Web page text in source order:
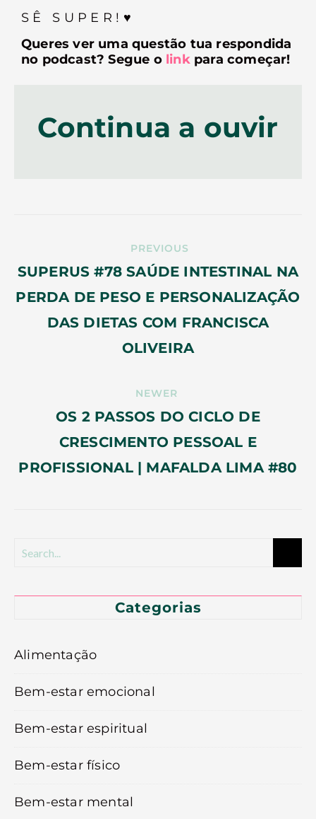
S Ê S U P E R ! ♥︎
Queres ver uma questão tua respondida
no podcast? Segue olinkpara começar!
Continua a ouvir
PREVIOUS
SUPERUS #78 SAÚDE INTESTINAL NA
PERDA DE PESO E PERSONALIZAÇÃO
DAS DIETAS COM FRANCISCA
OLIVEIRA
NEWER
OS 2 PASSOS DO CICLO DE
CRESCIMENTO PESSOAL E
PROFISSIONAL | MAFALDA LIMA #80
Categorias
Alimentação
Bem-estar emocional
Bem-estar espiritual
Bem-estar físico
Bem-estar mental